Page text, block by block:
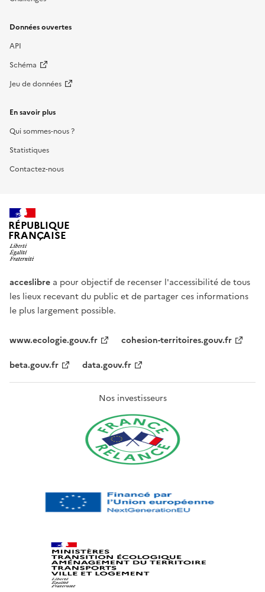
Données ouvertes
API
Schéma
Jeu de données
En savoir plus
Qui sommes-nous ?
Statistiques
Contactez-nous
RÉPUBLIQUE
FRANÇAISE
acceslibre a pour objectif de recenser l'accessibilité de tous
les lieux recevant du public et de partager ces informations
le plus largement possible.
www.ecologie.gouv.fr
cohesion-territoires.gouv.fr
beta.gouv.fr
data.gouv.fr
Nos investisseurs